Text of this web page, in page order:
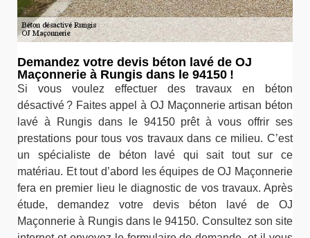
Demandez votre devis béton lavé de OJ
Maçonnerie à Rungis dans le 94150 !
Si vous voulez effectuer des travaux en béton
désactivé ? Faites appel à OJ Maçonnerie artisan béton
lavé à Rungis dans le 94150 prêt à vous offrir ses
prestations pour tous vos travaux dans ce milieu. C’est
un spécialiste de béton lavé qui sait tout sur ce
matériau. Et tout d’abord les équipes de OJ Maçonnerie
fera en premier lieu le diagnostic de vos travaux. Après
étude, demandez votre devis béton lavé de OJ
Maçonnerie à Rungis dans le 94150. Consultez son site